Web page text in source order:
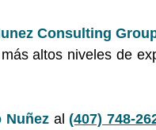
Consulting
altos niveles de
Nuñez al (407) 748-